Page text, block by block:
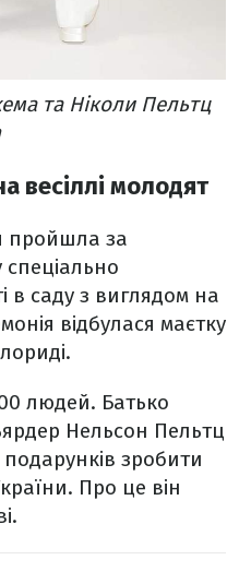
та Ніколи Пельтц
весіллі молодят
пройшла за
в саду з виглядом на
відбулася маєтку
людей. Батько
Нельсон Пельтц
подарунків зробити
Про це він